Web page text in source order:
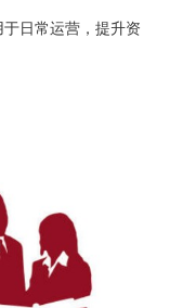
日常运营，提升资